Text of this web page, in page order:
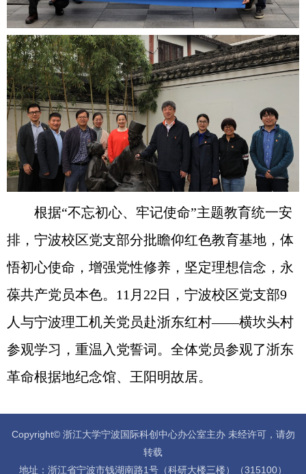
根据“不忘初心、牢记使命”主题教育统一安
排，宁波校区党支部分批瞻仰红色教育基地，体
悟初心使命，增强党性修养，坚定理想信念，永
葆共产党员本色。 11 月 22 日，宁波校区党支部9
人与宁波理工机关党员赴浙东红村——横坎头村
参观学习，重温入党誓词。全体党员参观了浙东
革命根据地纪念馆、王阳明故居。
Copyright© 浙江大学宁波国际科创中心办公室主办 未经许可，请勿
转载
地址：浙江省宁波市钱湖南路1号（科研大楼三楼）（315100）